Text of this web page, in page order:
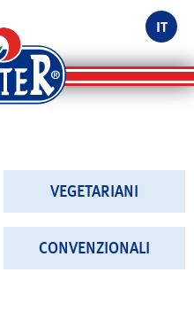
IT
VEGETARIANI
CONVENZIONALI